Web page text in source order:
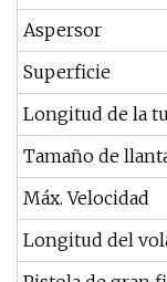
Aspersor
Superficie
Longitud de la
Tamaño de
Máx. Velocidad
Longitud del